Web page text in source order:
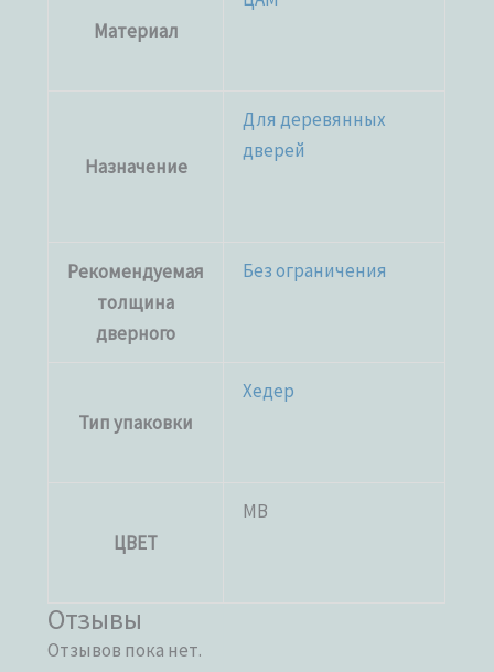
Материал
Назначение
Для деревянных
дверей
Рекомендуемая
толщина
дверного
Без ограничения
Тип упаковки
Хедер
ЦВЕТ
MB
Отзывы
Отзывов пока нет.